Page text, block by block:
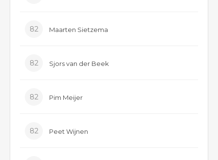
82 Maarten Sietzema
82 Sjors van der Beek
82 Pim Meijer
82 Peet Wijnen